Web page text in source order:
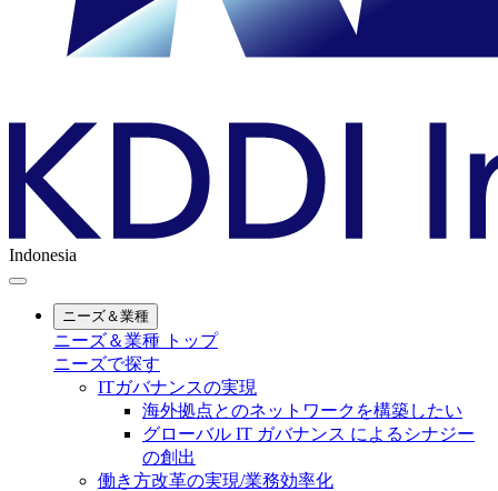
Indonesia
ニーズ＆業種
ニーズ＆業種 トップ
ニーズで探す
ITガバナンスの実現
海外拠点とのネットワークを構築したい
グローバル IT ガバナンス によるシナジー
の創出
働き方改革の実現/業務効率化